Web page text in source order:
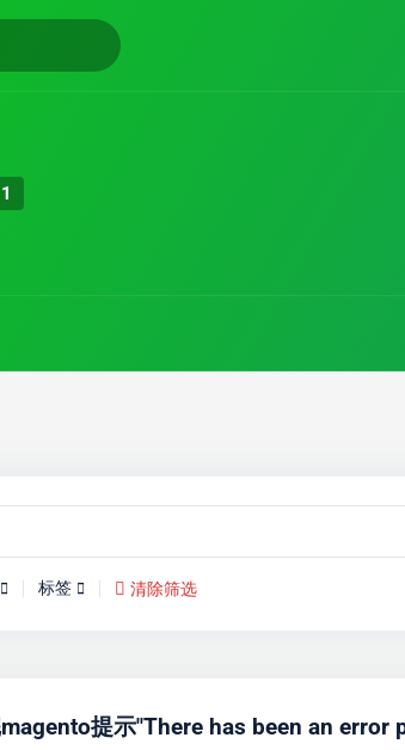
1
标签 清除筛选
提示"There has been an error